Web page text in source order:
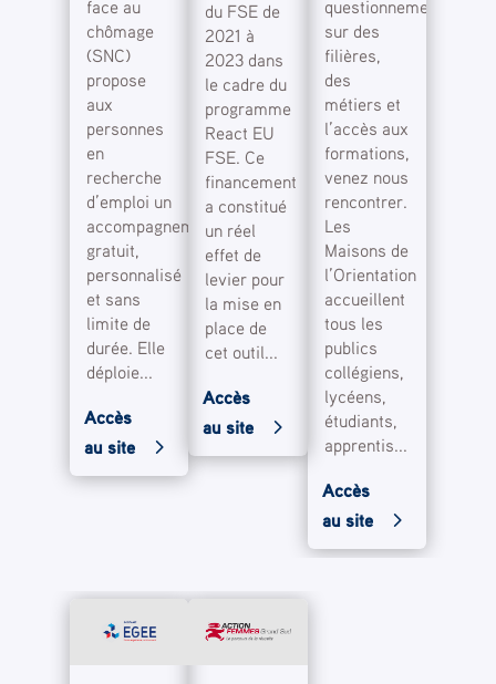
face au
chômage
(SNC)
propose
aux
personnes
en
recherche
d’emploi un
accompagnement
gratuit,
personnalisé
et sans
limite de
durée. Elle
déploie...
Accès
au site
du FSE de
2021 à
2023 dans
le cadre du
programme
React EU
FSE. Ce
financement
a constitué
un réel
effet de
levier pour
la mise en
place de
cet outil...
Accès
au site
questionnement
sur des
filières,
des
métiers et
l’accès aux
formations,
venez nous
rencontrer.
Les
Maisons de
l’Orientation
accueillent
tous les
publics
collégiens,
lycéens,
étudiants,
apprentis...
Accès
au site